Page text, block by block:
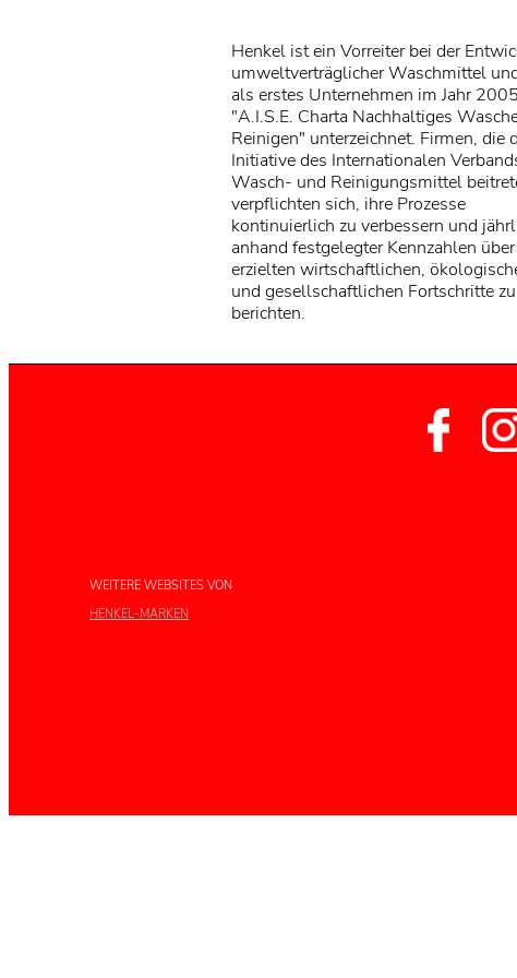
Henkel ist ein Vorreiter bei der
umweltverträglicher Waschmittel
als erstes Unternehmen im Jahr
"A.I.S.E. Charta Nachhaltiges
Reinigen" unterzeichnet. Firmen, die
Initiative des Internationalen
Wasch- und Reinigungsmittel
verpflichten sich, ihre Prozesse
kontinuierlich zu verbessern und
anhand festgelegter Kennzahlen
erzielten wirtschaftlichen,
und gesellschaftlichen Fortschritte zu
berichten.
WEITERE WEBSITES VON
HENKEL-MARKEN